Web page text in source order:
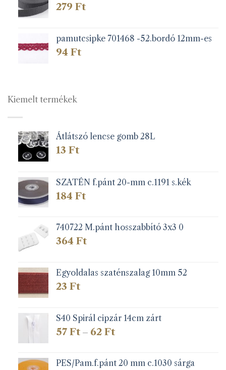
279 Ft
pamutcsipke 701468 -52.bordó 12mm-es
94 Ft
Kiemelt termékek
Átlátszó lencse gomb 28L
13 Ft
SZATÉN f.pánt 20-mm c.1191 s.kék
184 Ft
740722 M.pánt hosszabbító 3x3 0
364 Ft
Egyoldalas szaténszalag 10mm 52
23 Ft
S40 Spirál cipzár 14cm zárt
57 Ft – 62 FtÁrtartomány:
62 Ft
PES/Pam.f.pánt 20 mm c.1030 sárga